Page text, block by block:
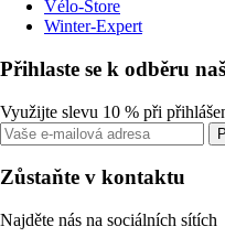
Vélo-Store
Winter-Expert
Přihlaste se k odběru
Využijte slevu 10 % při
Zůstaňte v kontaktu
Najděte nás na sociálních sítích